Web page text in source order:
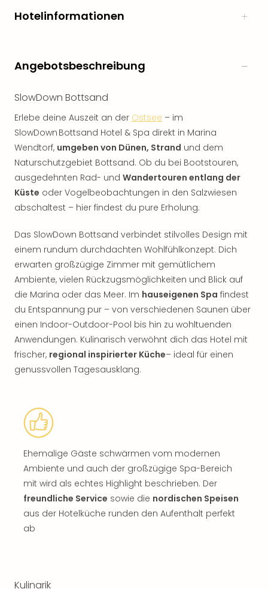
Hotelinformationen
Angebotsbeschreibung
SlowDown Bottsand
Erlebe deine Auszeit an der Ostsee – im
SlowDown Bottsand Hotel & Spa direkt in Marina
Wendtorf, umgeben von Dünen, Strand und dem
Naturschutzgebiet Bottsand. Ob du bei Bootstouren,
ausgedehnten Rad- und Wandertouren entlang der
Küste oder Vogelbeobachtungen in den Salzwiesen
abschaltest – hier findest du pure Erholung.
Das SlowDown Bottsand verbindet stilvolles Design mit
einem rundum durchdachten Wohlfühlkonzept. Dich
erwarten großzügige Zimmer mit gemütlichem
Ambiente, vielen Rückzugsmöglichkeiten und Blick auf
die Marina oder das Meer. Im hauseigenen Spa findest
du Entspannung pur – von verschiedenen Saunen über
einen Indoor-Outdoor-Pool bis hin zu wohltuenden
Anwendungen. Kulinarisch verwöhnt dich das Hotel mit
frischer, regional inspirierter Küche– ideal für einen
genussvollen Tagesausklang.
Ehemalige Gäste schwärmen vom modernen
Ambiente und auch der großzügige Spa-Bereich
mit wird als echtes Highlight beschrieben. Der
freundliche Service sowie die nordischen Speisen
aus der Hotelküche runden den Aufenthalt perfekt
ab
Kulinarik